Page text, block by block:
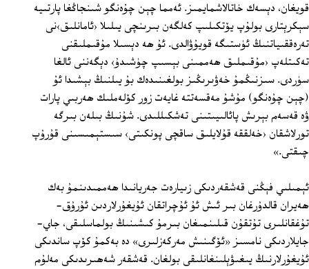
قويغان، دېسەك خاتالاشمايمىز. ئەمما چېن چۇەنگو شىنجاڭغا پارتىيە
سېكرېتارى بولۇپ يۆتكىلىپ كەلگەن بىرىنچى يىلىلا ‹ئامانلىق›نى
تەرەققىياتنىڭ ئۈستىگە قويۇۋالدى. ئۇ ھە دېسىلا مۇقىملىقنى
تەكىتلەپ ‹مۇقىملىق ھەممىنى بېسىپ چۈشىدۇ› دېگەننى ئالغا
سۈردى. سىزنىڭمۇ خەۋىرىڭىز بولغىنىدەك بۇ يىلنىڭ بېشىدا ئۇ
(چېن چۇەنگو) مۇشۇ مەقسەتتە غايەت زور كۆلەملىك ھەربىي پارات
ۋە قەسەم بېرىش پائالىيىتىنى تەشكىللىدى. شۇنىڭ بىلەن بىرگە
تورلاشقان ‹خەلققە قۇلايلىق ساقچى پونكىتى› سىستېمىسىنى قۇرۇپ
چىقتى.»
ئېمىلىي فېڭنى قەشقەردىكى زىيارەت جەريانىدا ھەممىدىنمۇ بەك
ھەيران قالدۇرغان بىر ئىش ئۇ ئۇچراتقان ئۇيغۇرلاردىن ئۇرۇق-
تۇغقانلىرى تۇتقۇن قىلىنمىغان بىرمۇ كىشىنىڭ بولماسلىقى، جاي-
جايلاردىكى نامسىز «ئۆگىنىش مەركەزلىرى» دە بەكمۇ كۆپ ساندىكى
ئۇيغۇرلارنىڭ يىغىۋېلىنغانلىقى بولغان. قەشقەر شەھىرىدىكى مەلۇم